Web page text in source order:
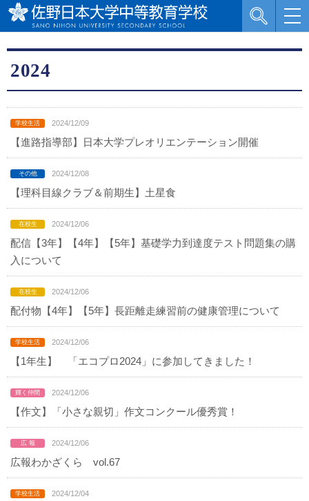
2024
2024/12/09
【進路指導部】日本大学プレオリエンテーション開催
2024/12/08
【理科目線クラブ＆前期生】土星食
2024/12/06
配信【3年】【4年】【5年】基礎学力到達度テスト問題集の購
入について
2024/12/06
配付物【4年】【5年】長距離走練習前の健康管理について
2024/12/06
【1年生】 「エコプロ2024」に参加してきました！
2024/12/06
【作文】「小さな親切」作文コンクール優秀賞！
2024/12/06
広報わかざくら vol.67
2024/12/04